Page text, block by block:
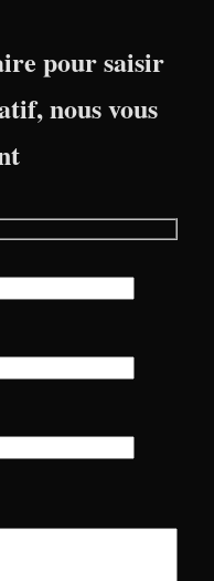
pour saisir
nous vous